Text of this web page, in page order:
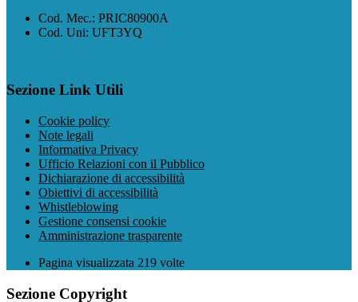
Cod. Mec.: PRIC80900A
Cod. Uni: UFT3YQ
Sezione Link Utili
Cookie policy
Note legali
Informativa Privacy
Ufficio Relazioni con il Pubblico
Dichiarazione di accessibilità
Obiettivi di accessibilità
Whistleblowing
Gestione consensi cookie
Amministrazione trasparente
Pagina visualizzata 219 volte
Sezione Copyright